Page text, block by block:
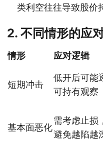
类利空往往导致股价
2. 不同情形的应
情形 应对逻辑
短期冲击
低开后可能
可持有观察
基本面恶化
需考虑止损
避免越陷越